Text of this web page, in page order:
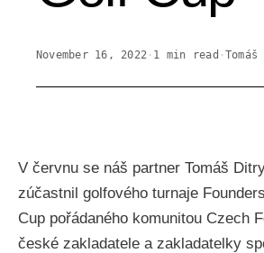
November 16, 2022 · 1 min read ·
V červnu se náš partner Tomáš
zúčastnil golfového turnaje
Cup pořádaného komunitou Czech
české zakladatele a zakladatelky